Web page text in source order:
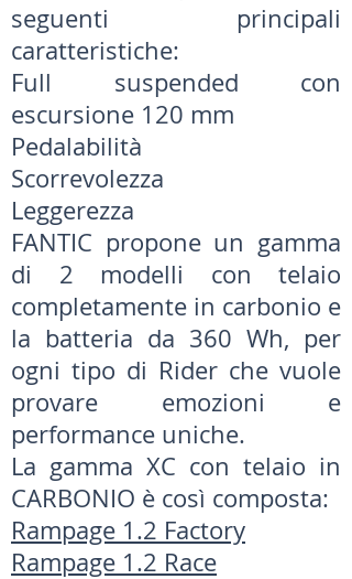
seguenti principali
caratteristiche:
Full suspended con
escursione 120 mm
Pedalabilità
Scorrevolezza
Leggerezza
FANTIC propone un gamma
di 2 modelli con telaio
completamente in carbonio e
la batteria da 360 Wh, per
ogni tipo di Rider che vuole
provare emozioni e
performance uniche.
La gamma XC con telaio in
CARBONIO è così composta:
Rampage 1.2 Factory
Rampage 1.2 Race